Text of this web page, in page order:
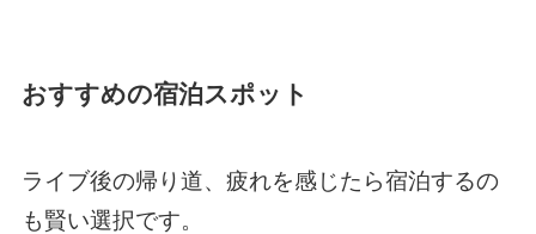
おすすめの宿泊スポット
ライブ後の帰り道、疲れを感じたら宿泊するの
も賢い選択です。